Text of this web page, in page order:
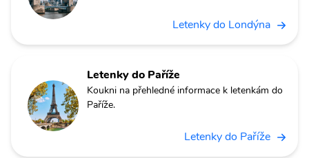
Letenky do Londýna
Letenky do Paříže
Koukni na přehledné informace k letenkám do
Paříže.
Letenky do Paříže